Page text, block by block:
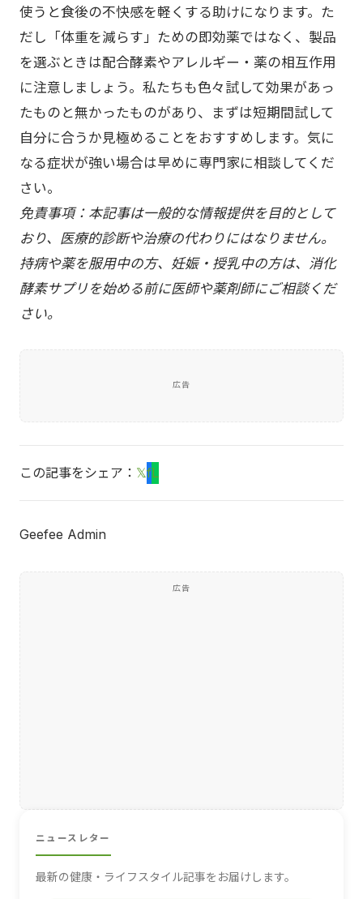
使うと食後の不快感を軽くする助けになります。た
だし「体重を減らす」ための即効薬ではなく、製品
を選ぶときは配合酵素やアレルギー・薬の相互作用
に注意しましょう。私たちも色々試して効果があっ
たものと無かったものがあり、まずは短期間試して
自分に合うか見極めることをおすすめします。気に
なる症状が強い場合は早めに専門家に相談してくだ
さい。
免責事項：本記事は一般的な情報提供を目的として
おり、医療的診断や治療の代わりにはなりません。
持病や薬を服用中の方、妊娠・授乳中の方は、消化
酵素サプリを始める前に医師や薬剤師にご相談くだ
さい。
広告
この記事をシェア： 𝕏fL
Geefee Admin
広告
ニュースレター
最新の健康・ライフスタイル記事をお届けします。